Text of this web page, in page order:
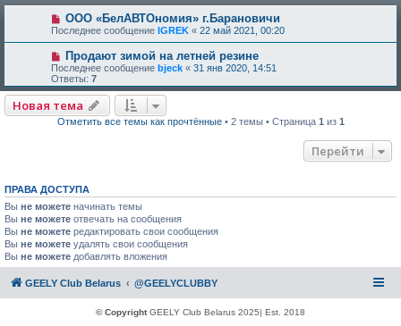
ООО «БелАВТОномия» г.Барановичи
Последнее сообщение IGREK « 22 май 2021, 00:20
Продают зимой на летней резине
Последнее сообщение bjeck « 31 янв 2020, 14:51
Ответы: 7
Новая тема
Отметить все темы как прочтённые• 2 темы • Страница 1 из 1
Перейти
ПРАВА ДОСТУПА
Вы не можете начинать темы
Вы не можете отвечать на сообщения
Вы не можете редактировать свои сообщения
Вы не можете удалять свои сообщения
Вы не можете добавлять вложения
GEELY Club Belarus @GEELYCLUBBY
© CopyrightGEELY Club Belarus 2025| Est. 2018